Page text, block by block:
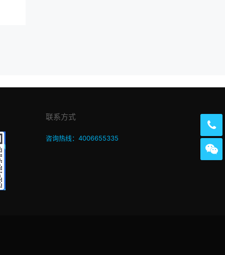
联系方式
咨询热线：4006655335